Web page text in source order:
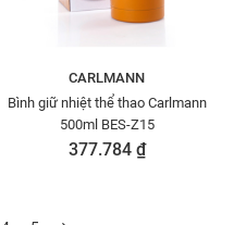
CARLMANN
Bình giữ nhiệt thể thao Carlmann
500ml BES-Z15
377.784 ₫